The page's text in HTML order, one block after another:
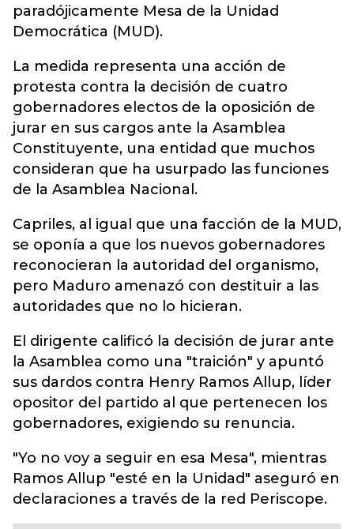
paradójicamente Mesa de la Unidad
Democrática (MUD).
La medida representa una acción de
protesta contra la decisión de cuatro
gobernadores electos de la oposición de
jurar en sus cargos ante la Asamblea
Constituyente, una entidad que muchos
consideran que ha usurpado las funciones
de la Asamblea Nacional.
Capriles, al igual que una facción de la MUD,
se oponía a que los nuevos gobernadores
reconocieran la autoridad del organismo,
pero Maduro amenazó con destituir a las
autoridades que no lo hicieran.
El dirigente calificó la decisión de jurar ante
la Asamblea como una "traición" y apuntó
sus dardos contra Henry Ramos Allup, líder
opositor del partido al que pertenecen los
gobernadores, exigiendo su renuncia.
"Yo no voy a seguir en esa Mesa", mientras
Ramos Allup "esté en la Unidad" aseguró en
declaraciones a través de la red Periscope.